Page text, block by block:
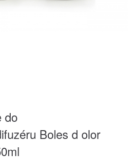
do
Boles d olor